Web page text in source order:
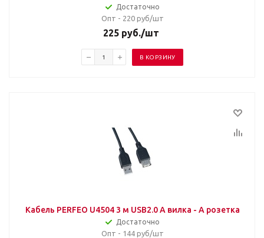
Достаточно
Опт - 220 руб/шт
225 руб./шт
В КОРЗИНУ
Кабель PERFEO U4504 3 м USB2.0 A вилка - А розетка
Достаточно
Опт - 144 руб/шт